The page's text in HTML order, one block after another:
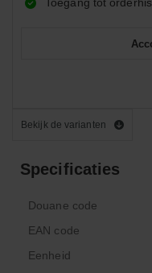
Bekijk de varianten
Specificaties
Douane code
EAN code
Eenheid